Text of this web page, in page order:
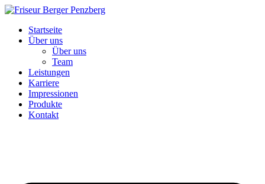
Zum
wechselnStartseite
Über uns
Über uns
Team
Leistungen
Karriere
Impressionen
Produkte
Kontakt